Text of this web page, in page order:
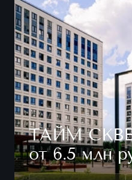
ТАЙМ
от 6.5 млн